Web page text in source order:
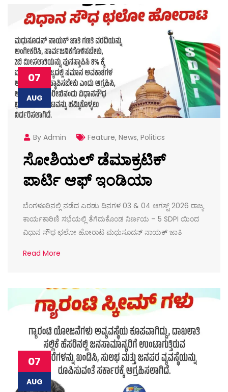
07
AUG
By Admin Feature, News, Politics
ಸೋಶಿಯಲ್ ಡೆಮಾಕ್ರಟಿಕ್
ಪಾರ್ಟಿ ಆಫ್ ಇಂಡಿಯಾ
ಬೆಂಗಳೂರಿನಲ್ಲಿ ನಡೆದ ಎರಡು ದಿನಗಳ 03 & 04 ಆಗಸ್ಟ್ 2026 ರಾಜ್ಯ
ಕಾರ್ಯಕಾರಿಣಿ ಸಭೆಯಲ್ಲಿ ತೆಗೆದುಕೊಂಡ ನಿರ್ಣಯ – 5 SDPI ಯಿಂದ
ವಿಧಾನ ಸೌಧ ಛಲೋ ಹೋರಾಟ ಮಧುಸೂದನ್ ನಾಯಕ್ ಜಾತಿ
Read More
07
AUG